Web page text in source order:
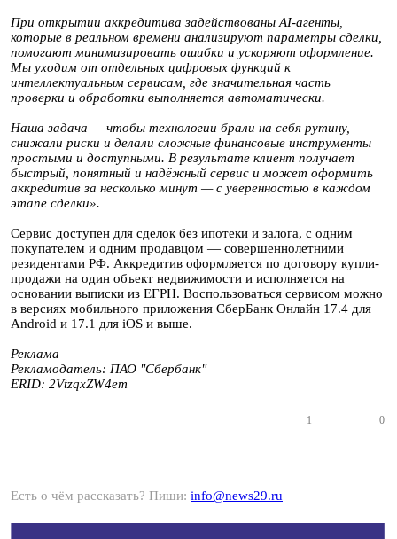
При открытии аккредитива задействованы AI-агенты,
которые в реальном времени анализируют параметры сделки,
помогают минимизировать ошибки и ускоряют оформление.
Мы уходим от отдельных цифровых функций к
интеллектуальным сервисам, где значительная часть
проверки и обработки выполняется автоматически.
Наша задача — чтобы технологии брали на себя рутину,
снижали риски и делали сложные финансовые инструменты
простыми и доступными. В результате клиент получает
быстрый, понятный и надёжный сервис и может оформить
аккредитив за несколько минут — с уверенностью в каждом
этапе сделки».
Сервис доступен для сделок без ипотеки и залога, с одним
покупателем и одним продавцом — совершеннолетними
резидентами РФ. Аккредитив оформляется по договору купли-
продажи на один объект недвижимости и исполняется на
основании выписки из ЕГРН. Воспользоваться сервисом можно
в версиях мобильного приложения СберБанк Онлайн 17.4 для
Android и 17.1 для iOS и выше.
Реклама
Рекламодатель: ПАО "Сбербанк"
ERID: 2VtzqxZW4em
1 0
Есть о чём рассказать? Пиши: info@news29.ru